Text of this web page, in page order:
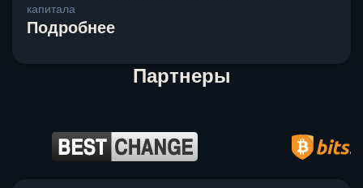
капитала
Подробнее
Партнеры